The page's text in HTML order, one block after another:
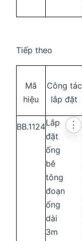
Tiếp theo
Mã
hiệu
Công tác
lắp đặt
BB.1124Lắp
đặt
ống
bê
tông
đoạn
ống
dài
3m
⋮